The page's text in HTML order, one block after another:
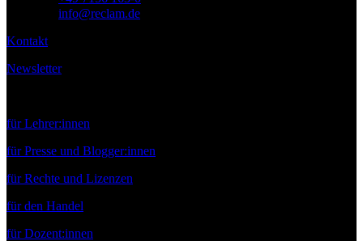
info@reclam.de
Kontakt
Newsletter
für Lehrer:innen
für Presse und Blogger:innen
für Rechte und Lizenzen
für den Handel
für Dozent:innen